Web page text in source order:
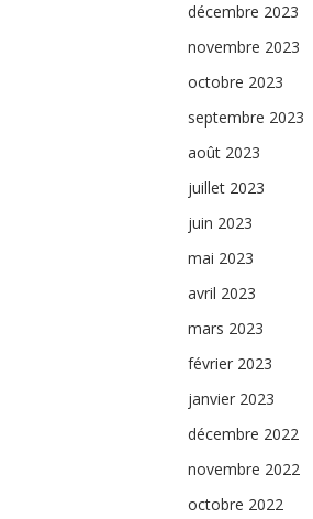
décembre 2023
novembre 2023
octobre 2023
septembre 2023
août 2023
juillet 2023
juin 2023
mai 2023
avril 2023
mars 2023
février 2023
janvier 2023
décembre 2022
novembre 2022
octobre 2022